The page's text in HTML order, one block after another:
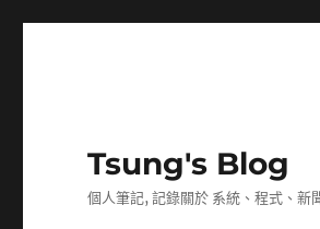
Tsung's Blog
個人筆記, 記錄關於 系統、程式、新